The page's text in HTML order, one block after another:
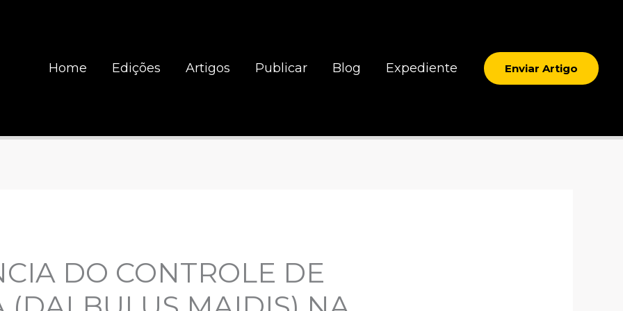
Home Edições Artigos Publicar Blog Expediente Enviar Artigo
DO CONTROLE DE